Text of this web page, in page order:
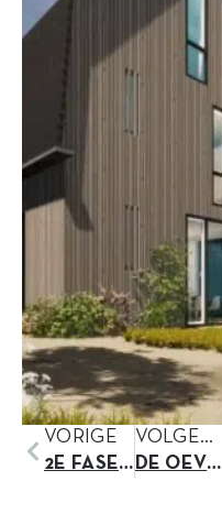
VORIGE
2E FASE APELDOORN GESTART
VOLGENDE
DE OEVER GROEIT